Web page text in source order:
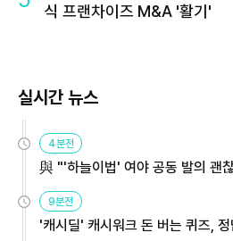
식 프랜차이즈 M&A '활기'
실시간 뉴스
4분전
與 "'하늘이법' 여야 공동 발의 괜
9분전
'캐시딜' 캐시워크 돈 버는 퀴즈,